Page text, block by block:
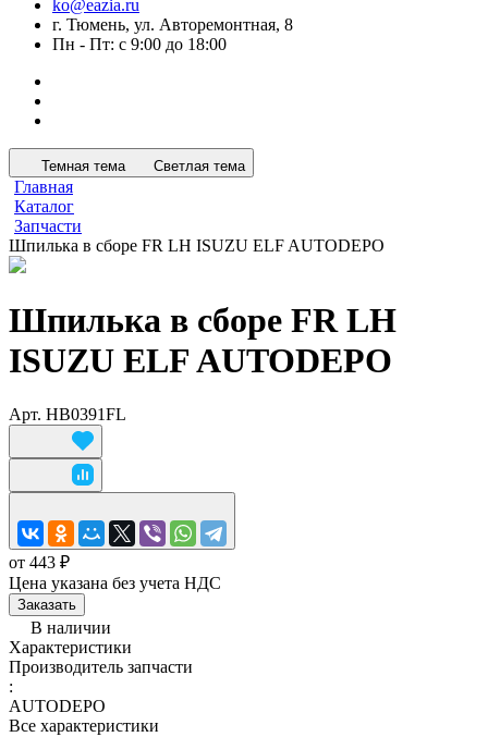
ko@eazia.ru
г. Тюмень, ул. Авторемонтная, 8
Пн - Пт: с 9:00 до 18:00
Темная тема Светлая тема
Главная
Каталог
Запчасти
Шпилька в сборе FR LH ISUZU ELF AUTODEPO
Шпилька в сборе FR LH
ISUZU ELF AUTODEPO
Арт. HB0391FL
от 443 ₽
Цена указана без учета НДС
Заказать
В наличии
Характеристики
Производитель запчасти
:
AUTODEPO
Все характеристики